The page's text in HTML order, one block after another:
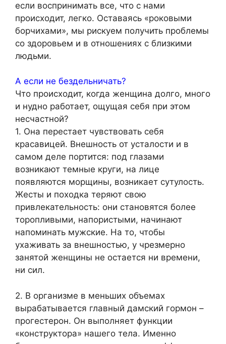
если воспринимать все, что с нами
происходит, легко. Оставаясь «роковыми
борчихами», мы рискуем получить проблемы
со здоровьем и в отношениях с близкими
людьми.
А если не бездельничать?
Что происходит, когда женщина долго, много
и нудно работает, ощущая себя при этом
несчастной?
1. Она перестает чувствовать себя
красавицей. Внешность от усталости и в
самом деле портится: под глазами
возникают темные круги, на лице
появляются морщины, возникает сутулость.
Жесты и походка теряют свою
привлекательность: они становятся более
торопливыми, напористыми, начинают
напоминать мужские. На то, чтобы
ухаживать за внешностью, у чрезмерно
занятой женщины не остается ни времени,
ни сил.
2. В организме в меньших объемах
вырабатывается главный дамский гормон –
прогестерон. Он выполняет функции
«конструктора» нашего тела. Именно